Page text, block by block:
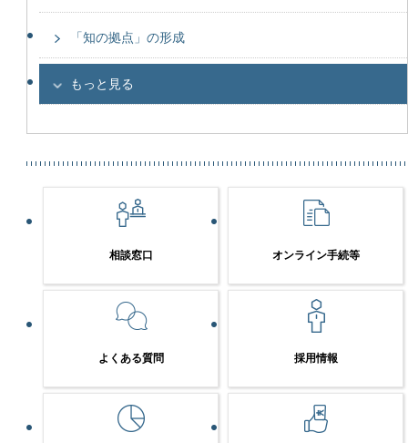
「知の拠点」の形成
もっと見る
相談窓口 オンライン手続等
よくある質問 採用情報